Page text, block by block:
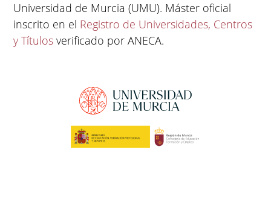
Universidad de Murcia (UMU). Máster oficial
inscrito en el Registro de Universidades, Centros
y Títulos verificado por ANECA.